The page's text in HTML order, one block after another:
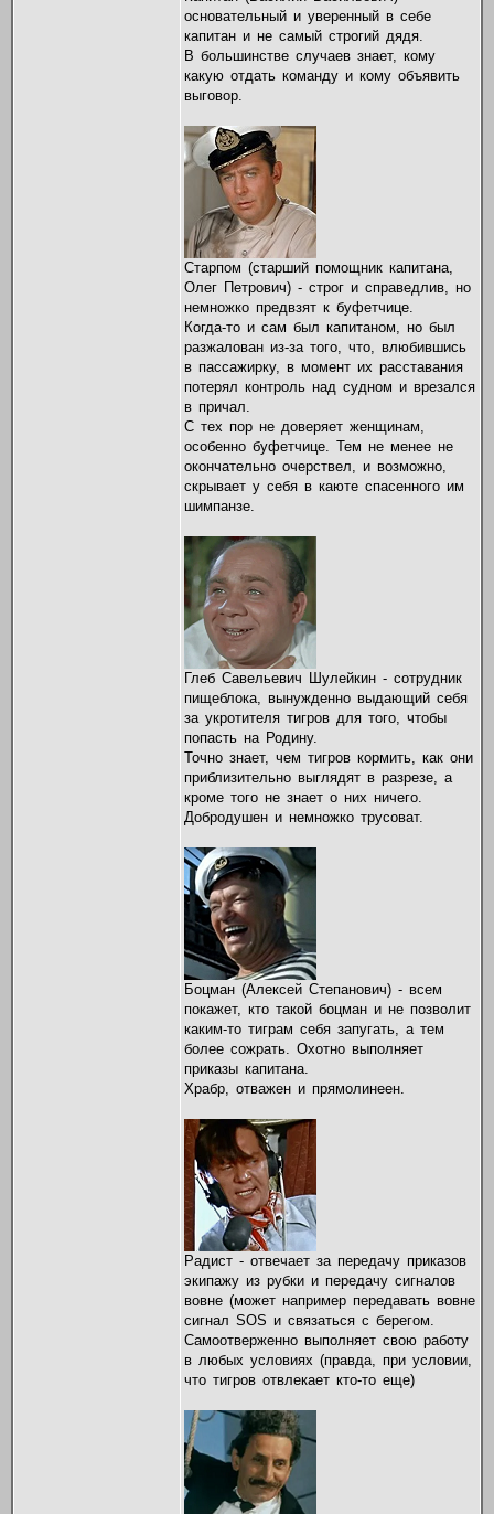
основательный и уверенный в себе
капитан и не самый строгий дядя.
В большинстве случаев знает, кому
какую отдать команду и кому объявить
выговор.
Старпом (старший помощник капитана,
Олег Петрович) - строг и справедлив, но
немножко предвзят к буфетчице.
Когда-то и сам был капитаном, но был
разжалован из-за того, что, влюбившись
в пассажирку, в момент их расставания
потерял контроль над судном и врезался
в причал.
С тех пор не доверяет женщинам,
особенно буфетчице. Тем не менее не
окончательно очерствел, и возможно,
скрывает у себя в каюте спасенного им
шимпанзе.
Глеб Савельевич Шулейкин - сотрудник
пищеблока, вынужденно выдающий себя
за укротителя тигров для того, чтобы
попасть на Родину.
Точно знает, чем тигров кормить, как они
приблизительно выглядят в разрезе, а
кроме того не знает о них ничего.
Добродушен и немножко трусоват.
Боцман (Алексей Степанович) - всем
покажет, кто такой боцман и не позволит
каким-то тиграм себя запугать, а тем
более сожрать. Охотно выполняет
приказы капитана.
Храбр, отважен и прямолинеен.
Радист - отвечает за передачу приказов
экипажу из рубки и передачу сигналов
вовне (может например передавать вовне
сигнал SOS и связаться с берегом.
Самоотверженно выполняет свою работу
в любых условиях (правда, при условии,
что тигров отвлекает кто-то еще)